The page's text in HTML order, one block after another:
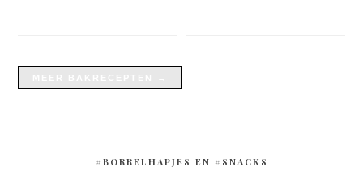
#BORRELHAPJES EN #SNACKS